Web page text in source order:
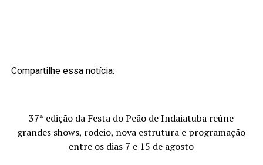
Compartilhe essa notícia:
37ª edição da Festa do Peão de Indaiatuba reúne
grandes shows, rodeio, nova estrutura e programação
entre os dias 7 e 15 de agosto